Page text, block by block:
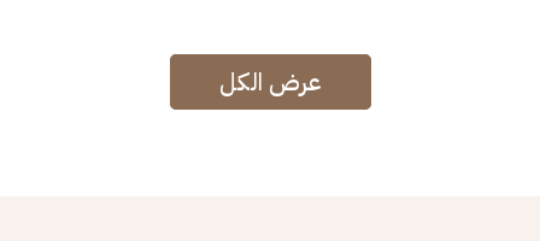
عرض الكل